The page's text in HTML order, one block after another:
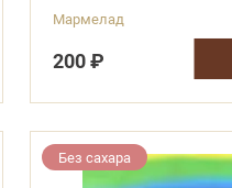
Мармелад
200 ₽
Без сахара